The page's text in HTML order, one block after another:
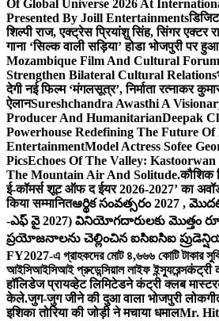
Of Global Universe 2026 At
Presented By Joill Entertainments
शिल्पी राज, एक्ट्रेस प्रियांशु सिंह, सिंगर एक्टर
गाना ‘सिल्क वाली सड़िया’ होडा भोजपुरी पर
Mozambique Film And Cultural
Strengthen Bilateral Cultural Relations
देगी नई फिल्म ‘मंगलसूत्र’, निर्माता रत्नाकर
ऐलानSureshchandra Awasthi A
Producer And HumanitarianDeepak
Powerhouse Redefining The Future Of
EntertainmentModel Actress Sofee
PicsEchoes Of The Valley:
The Mountain Air And Solitude.कौशिक
ई-कॉमर्स शूट ऑफ द ईयर 2026-2027’ का
किया सम्मानितఆర్థిక సంవత్సరం 2027 ,
-ఎఫ్ వై 2027) వినియోగదారులకు మొత్తం రూ.
ప్రయోజనాలను చెల్లించిన ఐసిఐసిఐ
FY2027-এ গ্রাহকদের মোট ৪,৬৬৬ কোটি টাকার
আইসিআইসিআই প্রুডেন্সিয়াল লাইফ ইন্স্যুরেন্সकंट्री
हॉलिडेज प्रायव्हेट लिमिटेडने कंट्री क्लब
केले.जुग-जुग जीने की दुआ वाला भोजपुरी
इशिका तोरिया की जोड़ी ने मचाया धमालMr.